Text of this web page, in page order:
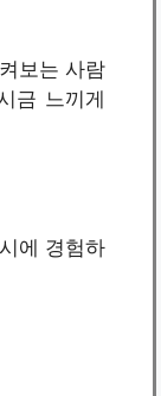
보는 사람
금 느끼게
에 경험하